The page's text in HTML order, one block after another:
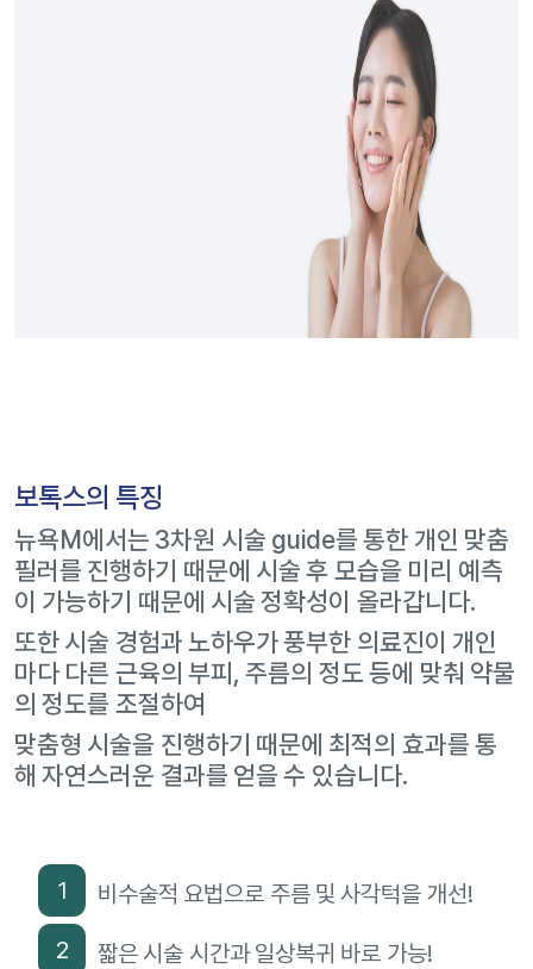
보톡스의 특징
뉴욕M에서는 3차원 시술 guide를 통한 개인 맞춤
필러를 진행하기 때문에 시술 후 모습을 미리 예측
이 가능하기 때문에 시술 정확성이 올라갑니다.
또한 시술 경험과 노하우가 풍부한 의료진이 개인
마다 다른 근육의 부피, 주름의 정도 등에 맞춰 약물
의 정도를 조절하여
맞춤형 시술을 진행하기 때문에 최적의 효과를 통
해 자연스러운 결과를 얻을 수 있습니다.
1
비수술적 요법으로 주름 및 사각턱을 개선!
2
짧은 시술 시간과 일상복귀 바로 가능!